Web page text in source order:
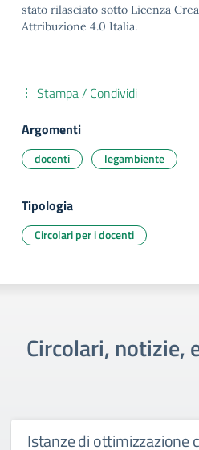
stato rilasciato sotto Licenza
Attribuzione 4.0 Italia.
Stampa / Condividi
Argomenti
docenti legambiente
Tipologia
Circolari per i docenti
Circolari, notizie,
Istanze di ottimizzazione